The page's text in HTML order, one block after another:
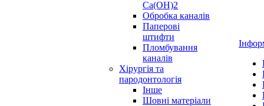
Ca(OH)2
Обробка каналів
Паперові
штифти
Пломбування
каналів
Хірургія та
пародонтологія
Інше
Шовні матеріали